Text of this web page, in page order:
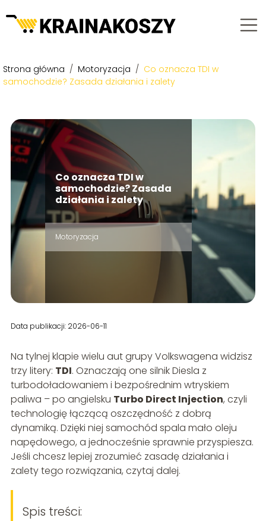
Strona główna / Motoryzacja / Co oznacza TDI w
samochodzie? Zasada działania i zalety
Co oznacza TDI w
samochodzie? Zasada
działania i zalety
Motoryzacja
Data publikacji: 2026-06-11
Na tylnej klapie wielu aut grupy Volkswagena widzisz
trzy litery: TDI. Oznaczają one silnik Diesla z
turbodoładowaniem i bezpośrednim wtryskiem
paliwa – po angielsku Turbo Direct Injection, czyli
technologię łączącą oszczędność z dobrą
dynamiką. Dzięki niej samochód spala mało oleju
napędowego, a jednocześnie sprawnie przyspiesza.
Jeśli chcesz lepiej zrozumieć zasadę działania i
zalety tego rozwiązania, czytaj dalej.
Spis treści: